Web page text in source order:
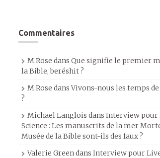
Commentaires
M.Rose dans Que signifie le premier
la Bible, beréshit ?
M.Rose dansVivons-nous les temps
?
Michael Langlois dans Interview pour
Science : Les manuscrits de la mer
Musée de la Bible sont-ils des faux ?
Valerie Greendans Interview pour